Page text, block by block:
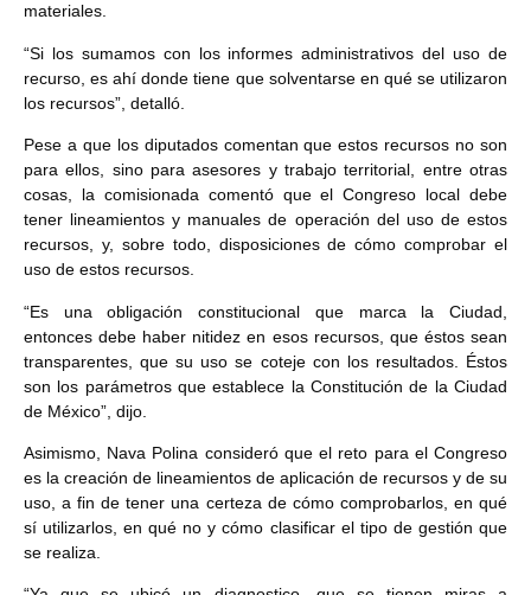
materiales.
“Si los sumamos con los informes administrativos del uso de
recurso, es ahí donde tiene que solventarse en qué se utilizaron
los recursos”, detalló.
Pese a que los diputados comentan que estos recursos no son
para ellos, sino para asesores y trabajo territorial, entre otras
cosas, la comisionada comentó que el Congreso local debe
tener lineamientos y manuales de operación del uso de estos
recursos, y, sobre todo, disposiciones de cómo comprobar el
uso de estos recursos.
“Es una obligación constitucional que marca la Ciudad,
entonces debe haber nitidez en esos recursos, que éstos sean
transparentes, que su uso se coteje con los resultados. Éstos
son los parámetros que establece la Constitución de la Ciudad
de México”, dijo.
Asimismo, Nava Polina consideró que el reto para el Congreso
es la creación de lineamientos de aplicación de recursos y de su
uso, a fin de tener una certeza de cómo comprobarlos, en qué
sí utilizarlos, en qué no y cómo clasificar el tipo de gestión que
se realiza.